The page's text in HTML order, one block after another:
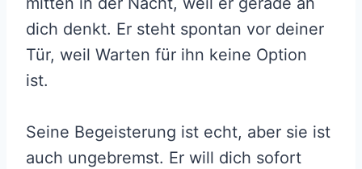
dich denkt. Er steht spontan vor deiner
Tür, weil Warten für ihn keine Option
ist.
Seine Begeisterung ist echt, aber sie ist
auch ungebremst. Er will dich sofort